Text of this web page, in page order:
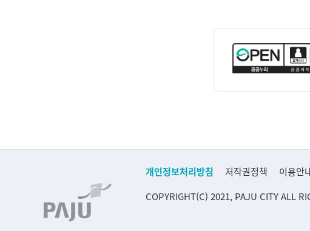
개인정보처리방침 저작권정책 이용안
COPYRIGHT(C) 2021, PAJU CITY ALL